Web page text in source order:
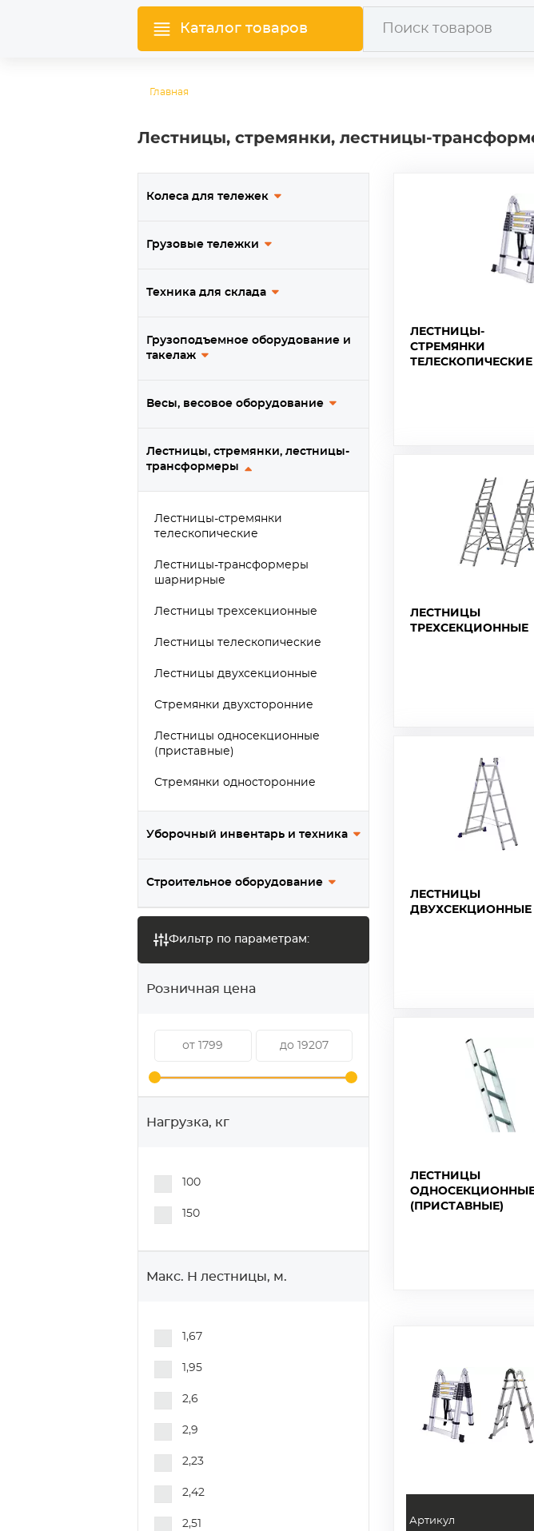
Каталог товаров
Главная
Лестницы, стремянки, лестницы-
Колеса для тележек
Грузовые тележки
Техника для склада
Грузоподъемное оборудование и
такелаж
Весы, весовое оборудование
Лестницы, стремянки, лестницы-
трансформеры
Лестницы-стремянки
телескопические
Лестницы-трансформеры
шарнирные
Лестницы трехсекционные
Лестницы телескопические
Лестницы двухсекционные
Стремянки двухсторонние
Лестницы односекционные
(приставные)
Стремянки односторонние
Уборочный инвентарь и техника
Строительное оборудование
Фильтр по параметрам:
Розничная цена
Нагрузка, кг
100
150
Макс. H лестницы, м.
1,67
1,95
2,6
2,9
2,23
2,42
2,51
ЛЕСТНИЦЫ-
СТРЕМЯНКИ
ТЕЛЕСКОПИЧЕСКИЕ
ЛЕСТНИЦЫ
ТРЕХСЕКЦИОННЫЕ
ЛЕСТНИЦЫ
ДВУХСЕКЦИОННЫЕ
ЛЕСТНИЦЫ
(ПРИСТАВНЫЕ)
Артикул